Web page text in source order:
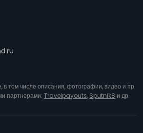
в том числе описания, фотографии, видео и пр.
партнерами: Travelpayouts, Sputnik8 и др.